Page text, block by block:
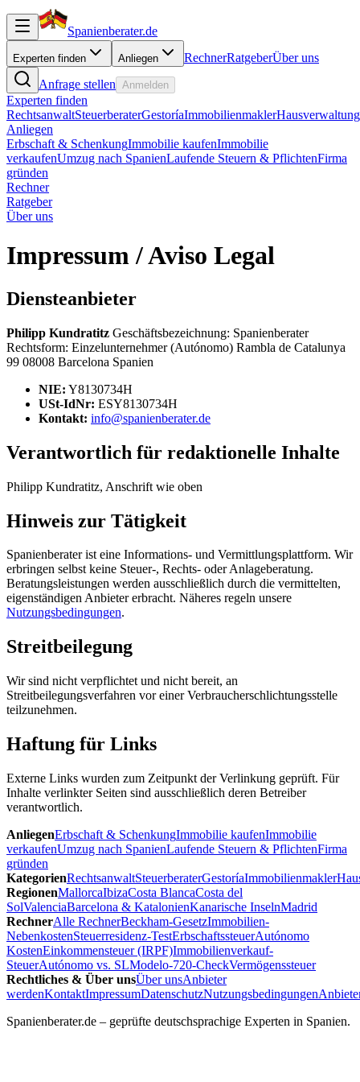
Spanienberater.de
Experten finden Anliegen RechnerRatgeberÜber uns
Anfrage stellen Anmelden
Experten finden
RechtsanwaltSteuerberaterGestoríaImmobilienmaklerHausverwaltung
Anliegen
Erbschaft & SchenkungImmobilie kaufenImmobilie
verkaufenUmzug nach SpanienLaufende Steuern & PflichtenFirma
gründen
Rechner
Ratgeber
Über uns
Impressum / Aviso Legal
Diensteanbieter
Philipp Kundratitz Geschäftsbezeichnung: Spanienberater
Rechtsform: Einzelunternehmer (Autónomo) Rambla de Catalunya
99 08008 Barcelona Spanien
NIE: Y8130734H
USt-IdNr: ESY8130734H
Kontakt: info@spanienberater.de
Verantwortlich für redaktionelle Inhalte
Philipp Kundratitz, Anschrift wie oben
Hinweis zur Tätigkeit
Spanienberater ist eine Informations- und Vermittlungsplattform. Wir
erbringen selbst keine Steuer-, Rechts- oder Anlageberatung.
Beratungsleistungen werden ausschließlich durch die vermittelten,
eigenständigen Anbieter erbracht. Näheres regeln unsere
Nutzungsbedingungen.
Streitbeilegung
Wir sind nicht verpflichtet und nicht bereit, an
Streitbeilegungsverfahren vor einer Verbraucherschlichtungsstelle
teilzunehmen.
Haftung für Links
Externe Links wurden zum Zeitpunkt der Verlinkung geprüft. Für
Inhalte verlinkter Seiten sind ausschließlich deren Betreiber
verantwortlich.
AnliegenErbschaft & SchenkungImmobilie kaufenImmobilie
verkaufenUmzug nach SpanienLaufende Steuern & PflichtenFirma
gründen
KategorienRechtsanwaltSteuerberaterGestoríaImmobilienmakler
RegionenMallorcaIbizaCosta BlancaCosta del
SolValenciaBarcelona & KatalonienKanarische InselnMadrid
RechnerAlle RechnerBeckham-GesetzImmobilien-
NebenkostenSteuerresidenz-TestErbschaftssteuerAutónomo
KostenEinkommensteuer (IRPF)Immobilienverkauf-
SteuerAutónomo vs. SLModelo-720-CheckVermögenssteuer
Rechtliches & Über unsÜber unsAnbieter
werdenKontaktImpressumDatenschutzNutzungsbedingungen
Spanienberater.de – geprüfte deutschsprachige Experten in Spanien.